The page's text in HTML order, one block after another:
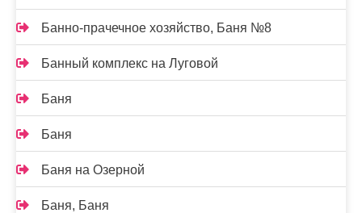
Банно-прачечное хозяйство, Баня №8
Банный комплекс на Луговой
Баня
Баня
Баня на Озерной
Баня, Баня